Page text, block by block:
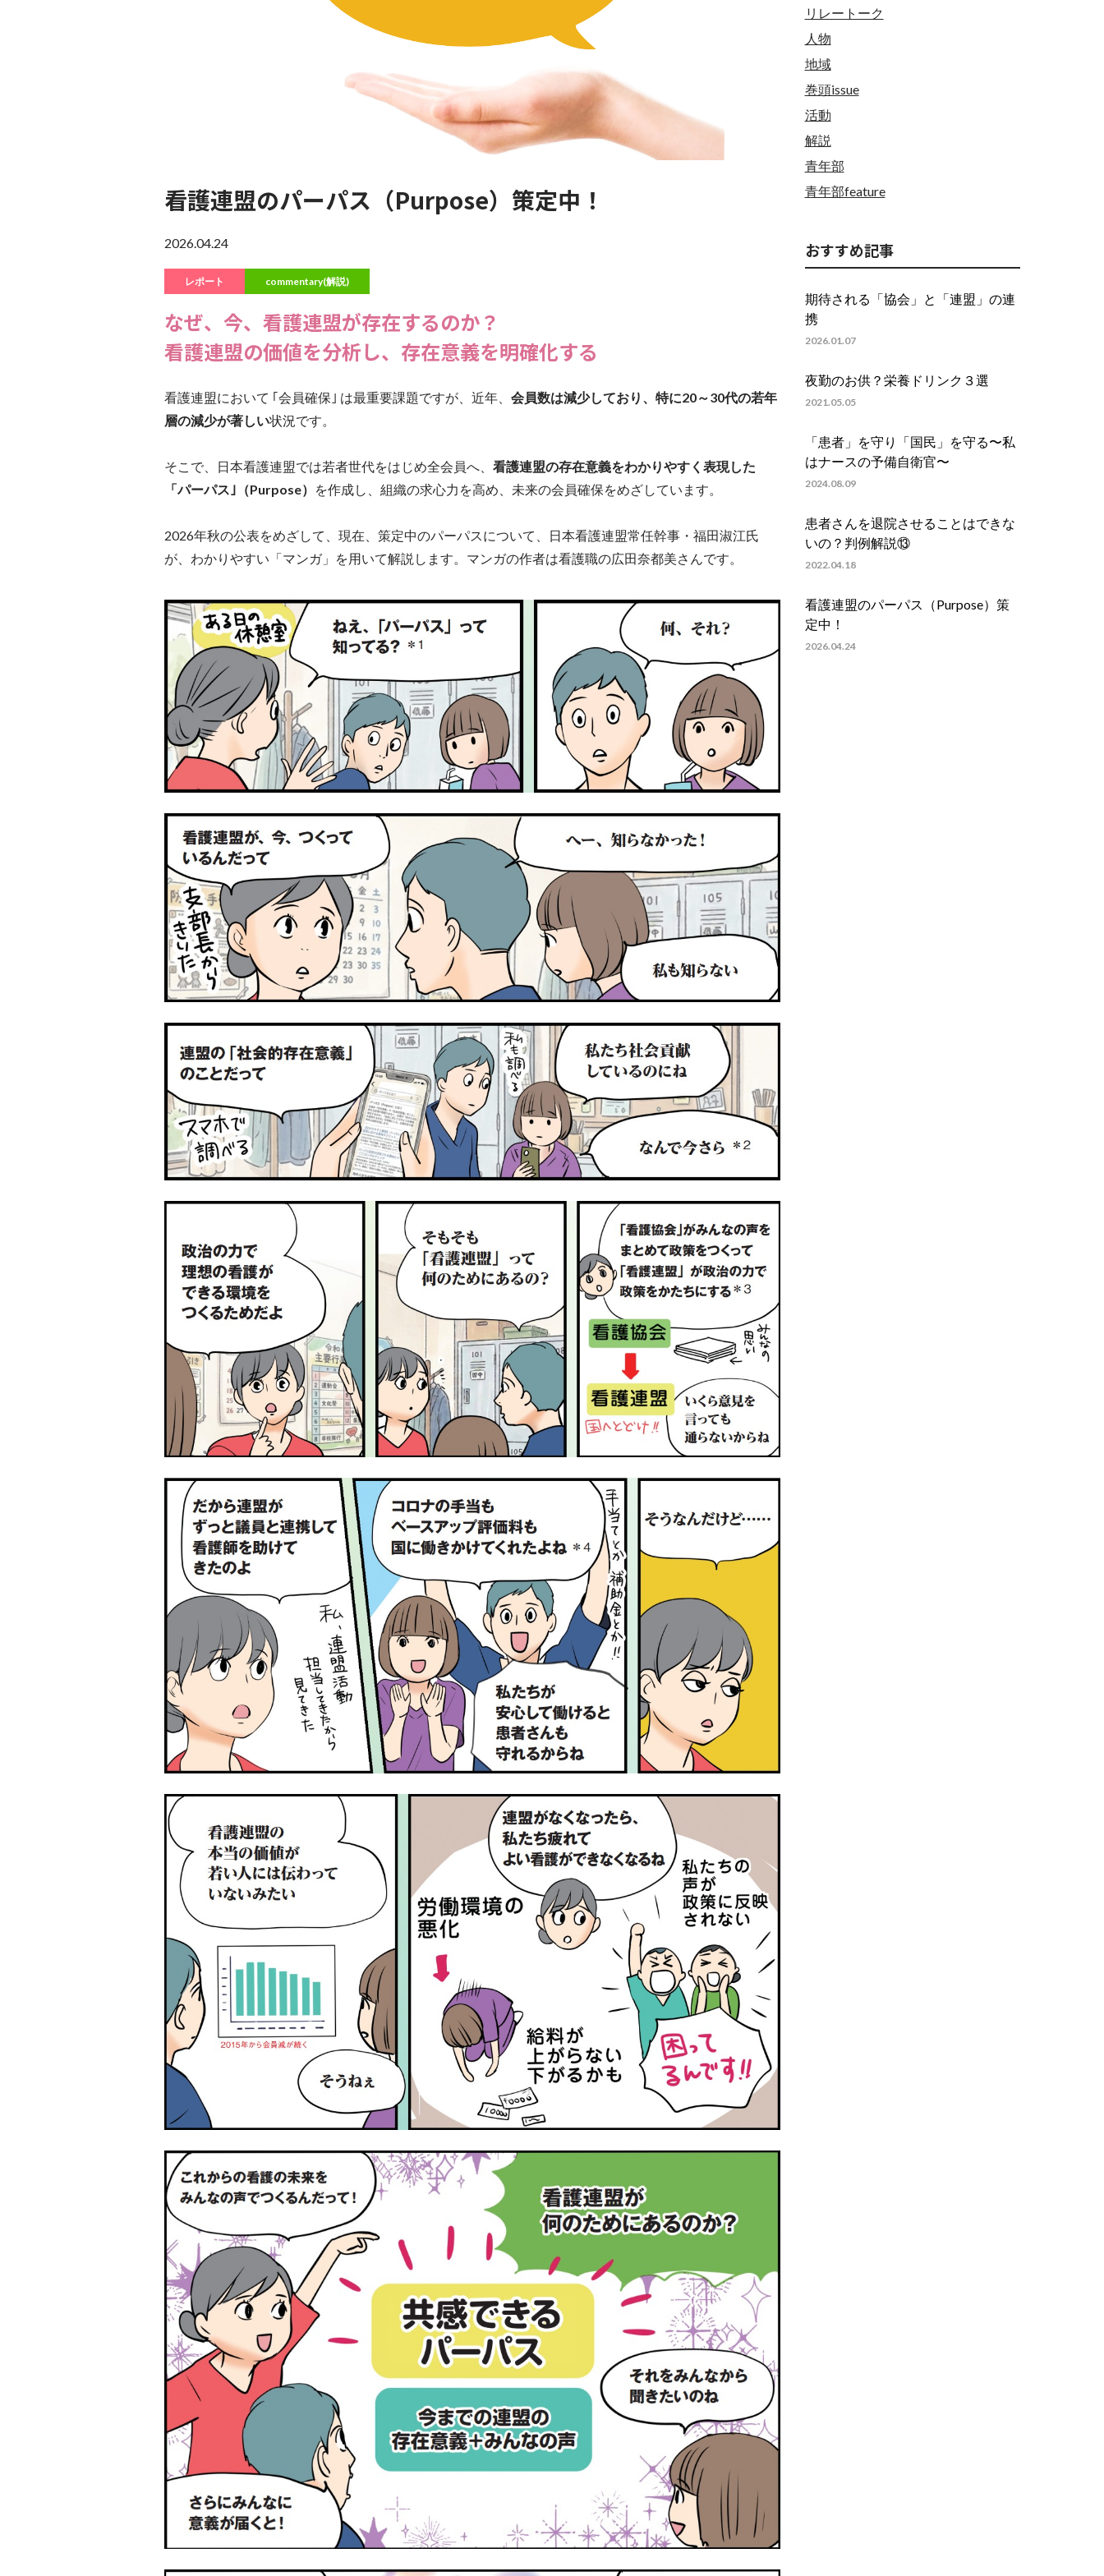
看護連盟のパーパス（Purpose）策定中！
2026.04.24
レポート commentary(解説)
なぜ、今、看護連盟が存在するのか？
看護連盟の価値を分析し、存在意義を明確化する
看護連盟において ｢会員確保｣ は最重要課題ですが、近年、 会員数は減少しており、特に20～30代の若年
層の減少が著しい状況です。
そこで、日本看護連盟では若者世代をはじめ全会員へ、 看護連盟の存在意義をわかりやすく表現した
「パーパス｣（Purpose） を作成し、組織の求心力を高め、未来の会員確保をめざしています。
2026年秋の公表をめざして、現在、策定中のパーパスについて、日本看護連盟常任幹事・福田淑江氏
が、わかりやすい「マンガ」を用いて解説します。マンガの作者は看護職の広田奈都美さんです。
リレートーク
人物
地域
巻頭issue
活動
解説
青年部
青年部feature
おすすめ記事
期待される「協会」と「連盟」の連
携
2026.01.07
夜勤のお供？栄養ドリンク３選
2021.05.05
「患者」を守り「国民」を守る〜私
はナースの予備自衛官〜
2024.08.09
患者さんを退院させることはできな
いの？判例解説⑬
2022.04.18
看護連盟のパーパス（Purpose）策
定中！
2026.04.24